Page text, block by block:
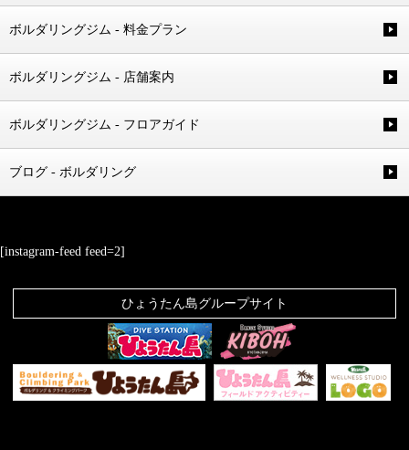
ボルダリングジム - 料金プラン
ボルダリングジム - 店舗案内
ボルダリングジム - フロアガイド
ブログ - ボルダリング
[instagram-feed feed=2]
ひょうたん島グループサイト